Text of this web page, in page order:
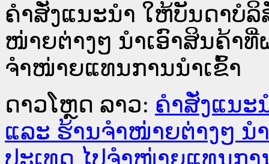
ຄຳສັ່ງແນະນຳ ໃຫ້ບັນດາບໍ
ໜ່່າຍຕ່າງໆ ນຳເອົາສິນຄ້າທີ່
ຈຳໜ່າຍແທນການນຳເຂົ້າ
ດາວໂຫຼດ ລາວ: ຄຳສັ່ງແນະ
ແລະ ຮ້ານຈຳໜ່່າຍຕ່າງໆ ນ
ປະເທດ ໄປຈຳໜ່າຍແທນກາ